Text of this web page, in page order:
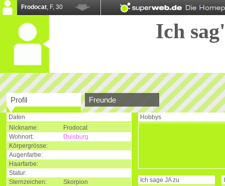
Frodocat, F, 30
Ich
Profil Freunde
Daten
Nickname:
Frodocat
Wohnort:
Duisburg
Körpergrösse:
Augenfarbe:
Haarfarbe:
Statur:
Sternzeichen:
Skorpion
Hobbys
Ich sage JAzu